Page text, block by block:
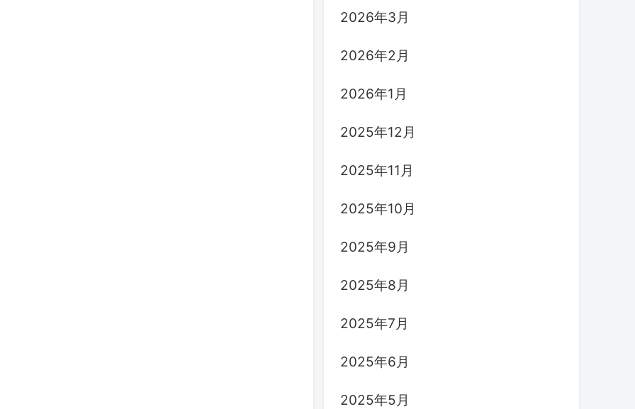
2026年3月
2026年2月
2026年1月
2025年12月
2025年11月
2025年10月
2025年9月
2025年8月
2025年7月
2025年6月
2025年5月